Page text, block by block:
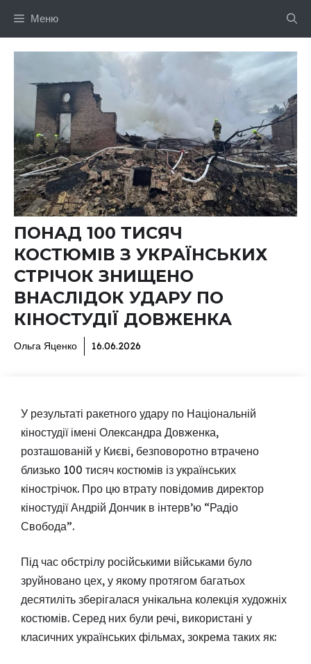
Меню
ПОНАД 100 ТИСЯЧ
КОСТЮМІВ З УКРАЇНСЬКИХ
СТРІЧОК ЗНИЩЕНО
ВНАСЛІДОК УДАРУ ПО
КІНОСТУДІЇ ДОВЖЕНКА
Ольга Яценко 16.06.2026
У результаті ракетного удару по Національній
кіностудії імені Олександра Довженка,
розташованій у Києві, безповоротно втрачено
близько 100 тисяч костюмів із українських
кінострічок. Про цю втрату повідомив директор
кіностудії Андрій Дончик в інтерв’ю “Радіо
Свобода”.
Під час обстрілу російськими військами було
зруйновано цех, у якому протягом багатьох
десятиліть зберігалася унікальна колекція художніх
костюмів. Серед них були речі, використані у
класичних українських фільмах, зокрема таких як: